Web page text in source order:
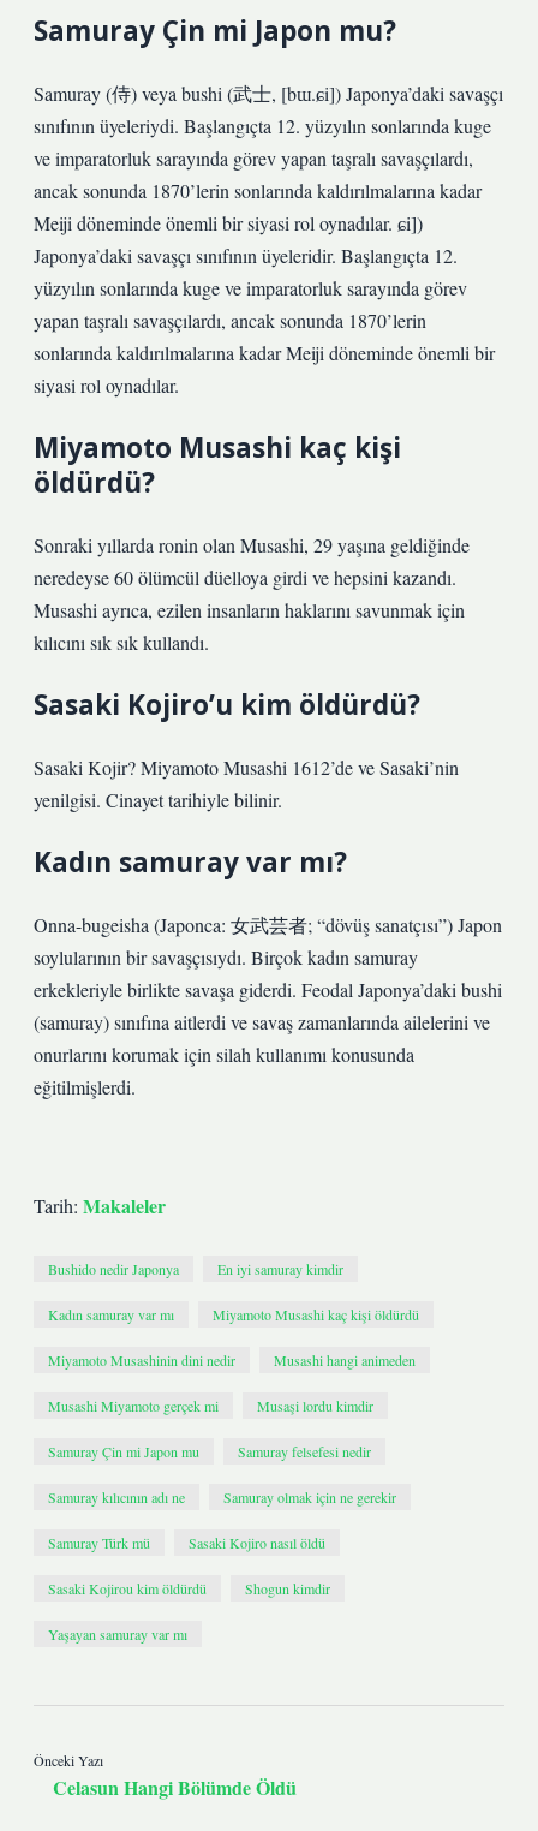
Samuray Çin mi Japon mu?
Samuray (侍) veya bushi (武士, [bɯ.ɕi]) Japonya’daki savaşçı
sınıfının üyeleriydi. Başlangıçta 12. yüzyılın sonlarında kuge
ve imparatorluk sarayında görev yapan taşralı savaşçılardı,
ancak sonunda 1870’lerin sonlarında kaldırılmalarına kadar
Meiji döneminde önemli bir siyasi rol oynadılar. ɕi])
Japonya’daki savaşçı sınıfının üyeleridir. Başlangıçta 12.
yüzyılın sonlarında kuge ve imparatorluk sarayında görev
yapan taşralı savaşçılardı, ancak sonunda 1870’lerin
sonlarında kaldırılmalarına kadar Meiji döneminde önemli bir
siyasi rol oynadılar.
Miyamoto Musashi kaç kişi
öldürdü?
Sonraki yıllarda ronin olan Musashi, 29 yaşına geldiğinde
neredeyse 60 ölümcül düelloya girdi ve hepsini kazandı.
Musashi ayrıca, ezilen insanların haklarını savunmak için
kılıcını sık sık kullandı.
Sasaki Kojiro’u kim öldürdü?
Sasaki Kojir? Miyamoto Musashi 1612’de ve Sasaki’nin
yenilgisi. Cinayet tarihiyle bilinir.
Kadın samuray var mı?
Onna-bugeisha (Japonca: 女武芸者; “dövüş sanatçısı”) Japon
soylularının bir savaşçısıydı. Birçok kadın samuray
erkekleriyle birlikte savaşa giderdi. Feodal Japonya’daki bushi
(samuray) sınıfına aitlerdi ve savaş zamanlarında ailelerini ve
onurlarını korumak için silah kullanımı konusunda
eğitilmişlerdi.
Tarih: Makaleler
Bushido nedir Japonya En iyi samuray kimdir
Kadın samuray var mı Miyamoto Musashi kaç kişi öldürdü
Miyamoto Musashinin dini nedir Musashi hangi animeden
Musashi Miyamoto gerçek mi Musaşi lordu kimdir
Samuray Çin mi Japon mu Samuray felsefesi nedir
Samuray kılıcının adı ne Samuray olmak için ne gerekir
Samuray Türk mü Sasaki Kojiro nasıl öldü
Sasaki Kojirou kim öldürdü Shogun kimdir
Yaşayan samuray var mı
Önceki Yazı
Celasun Hangi Bölümde Öldü